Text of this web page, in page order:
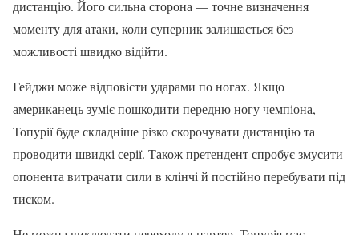
дистанцію. Його сильна сторона — точне визначення
моменту для атаки, коли суперник залишається без
можливості швидко відійти.
Гейджи може відповісти ударами по ногах. Якщо
американець зуміє пошкодити передню ногу чемпіона,
Топурії буде складніше різко скорочувати дистанцію та
проводити швидкі серії. Також претендент спробує змусити
опонента витрачати сили в клінчі й постійно перебувати під
тиском.